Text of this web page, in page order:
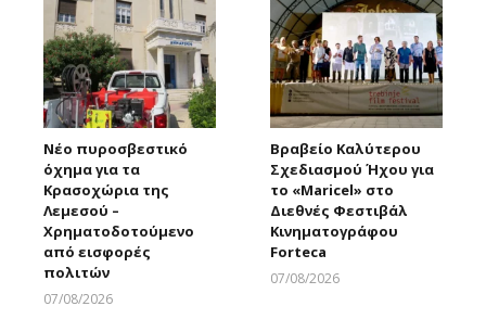
Νέο πυροσβεστικό
όχημα για τα
Κρασοχώρια της
Λεμεσού –
Χρηματοδοτούμενο
από εισφορές
πολιτών
07/08/2026
Βραβείο Καλύτερου
Σχεδιασμού Ήχου για
το «Maricel» στο
Διεθνές Φεστιβάλ
Κινηματογράφου
Forteca
07/08/2026